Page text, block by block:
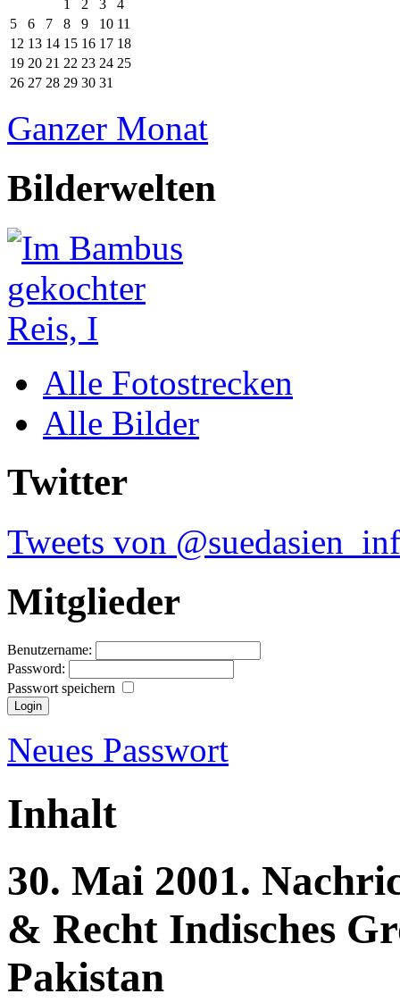
1
2 3
4
5
6 7 8 9 10 11
12 13 14 15 16 17 18
19 20 21 22 23 24 25
26 27 28 29 30 31
Ganzer Monat
Bilderwelten
Alle Fotostrecken
Alle Bilder
Twitter
Tweets von
Mitglieder
Benutzername:
Password:
Passwort speichern
Neues Passwort
Inhalt
30. Mai 2001.
& Recht Indisches
Pakistan